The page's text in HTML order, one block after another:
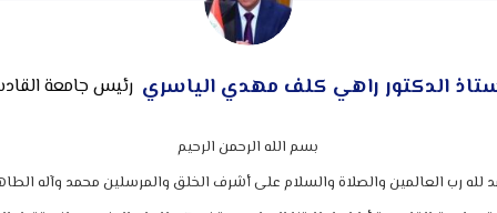
الدكتور راهي كلف مهدي الياسري رئيس جامعة
بسم الله الرحمن الرحيم
لله رب العالمين والصلاة والسلام على أشرف الخلق والمرسلين محمد وآله